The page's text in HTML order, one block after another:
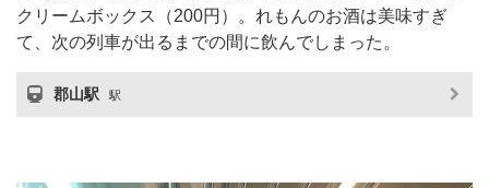
クリームボックス（200円）。れもんのお酒は美味すぎ
て、次の列車が出るまでの間に飲んでしまった。
郡山駅 駅